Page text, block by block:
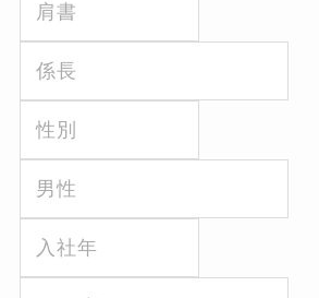
肩書
係長
性別
男性
入社年